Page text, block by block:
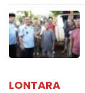
LONTARA